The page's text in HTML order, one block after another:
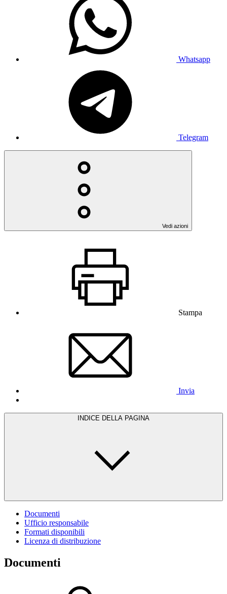
Whatsapp
Telegram
Vedi azioni
Stampa
Invia
INDICE DELLA PAGINA
Documenti
Ufficio responsabile
Formati disponibili
Licenza di distribuzione
Documenti